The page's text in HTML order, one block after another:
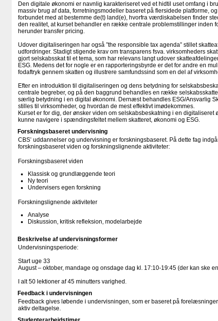
Den digitale økonomi er navnlig karakteriseret ved et hidtil uset omfang i
massiv brug af data, forretningsmodeller baseret på flersidede platforme,
forbundet med at bestemme de(t) land(e), hvorfra værdiskabelsen finder
den realitet, at kurset behandler en række centrale problemstillinger inden
herunder transfer pricing.
Udover digitaliseringen har også ”the responsible tax agenda” stillet
udfordringer. Stadigt stigende krav om transparens fsva. virksomheders
gjort selskabsskat til et tema, som har relevans langt udover
ESG. Medens det for nogle er en rapporteringsbyrde er det for andre en
fodaftryk gennem skatten og illustrere samfundssind som en del af
Efter en introduktion til digitaliseringen og dens betydning for
centrale begreber, og på den baggrund behandles en række
særlig betydning i en digital økonomi. Dernæst behandles ESG/Ansvarlig
stilles til virksomheder, og hvordan de mest effektivt imødekommes.
Kurset er for dig, der ønsker viden om selskabsbeskatning i en digitaliseret
kunne navigere i spændingsfeltet mellem skatteret, økonomi og ESG.
Forskningsbaseret undervisning
CBS’ uddannelser og undervisning er forskningsbaseret. På dette fag
forskningsbaseret viden og forskningslignende aktiviteter:
Forskningsbaseret viden
Klassisk og grundlæggende teori
Ny teori
Undervisers egen forskning
Forskningslignende aktiviteter
Analyse
Diskussion, kritisk refleksion, modelarbejde
Beskrivelse af undervisningsformer
Undervisningsperiode:
Start uge 33
August – oktober, mandage og onsdage dag kl. 17:10-19:45 (der kan ske
I alt 50 lektioner af 45 minutters varighed.
Feedback i undervisningen
Feedback gives løbende i undervisningen, som er baseret på
aktiv deltagelse.